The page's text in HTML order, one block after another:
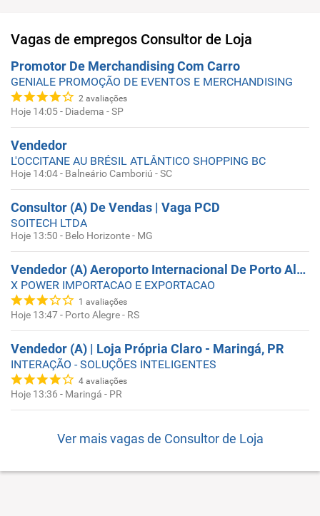
Vagas de empregos Consultor de Loja
Promotor De Merchandising Com Carro
GENIALE PROMOÇÃO DE EVENTOS E MERCHANDISING
2 avaliações
Hoje 14:05- Diadema - SP
Vendedor
L'OCCITANE AU BRÉSIL ATLÂNTICO SHOPPING BC
Hoje 14:04- Balneário Camboriú - SC
Consultor (A) De Vendas | Vaga PCD
SOITECH LTDA
Hoje 13:50 - Belo Horizonte - MG
Vendedor (A) Aeroporto Internacional De Porto Alegre
X POWER IMPORTACAO E EXPORTACAO
1 avaliações
Hoje 13:47- Porto Alegre - RS
Vendedor (A) | Loja Própria Claro - Maringá, PR
INTERAÇÃO - SOLUÇÕES INTELIGENTES
4 avaliações
Hoje 13:36 - Maringá - PR
Ver mais vagas de Consultor de Loja